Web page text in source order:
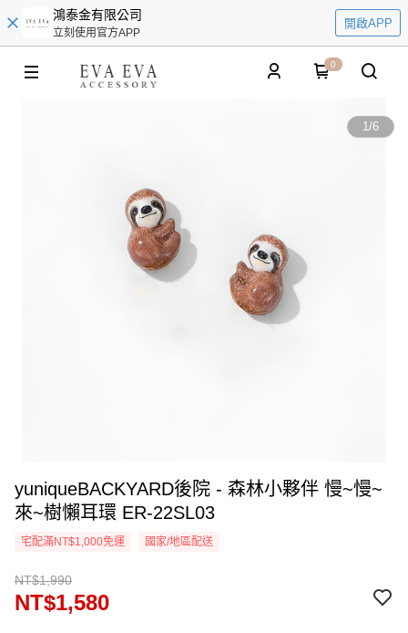
鴻泰金有限公司
立刻使用官方APP
開啟APP
0
1/6
yuniqueBACKYARD後院 - 森林小夥伴 慢~慢~
來~樹懶耳環 ER-22SL03
宅配滿NT$1,000免運 國家/地區配送
NT$1,990
NT$1,580